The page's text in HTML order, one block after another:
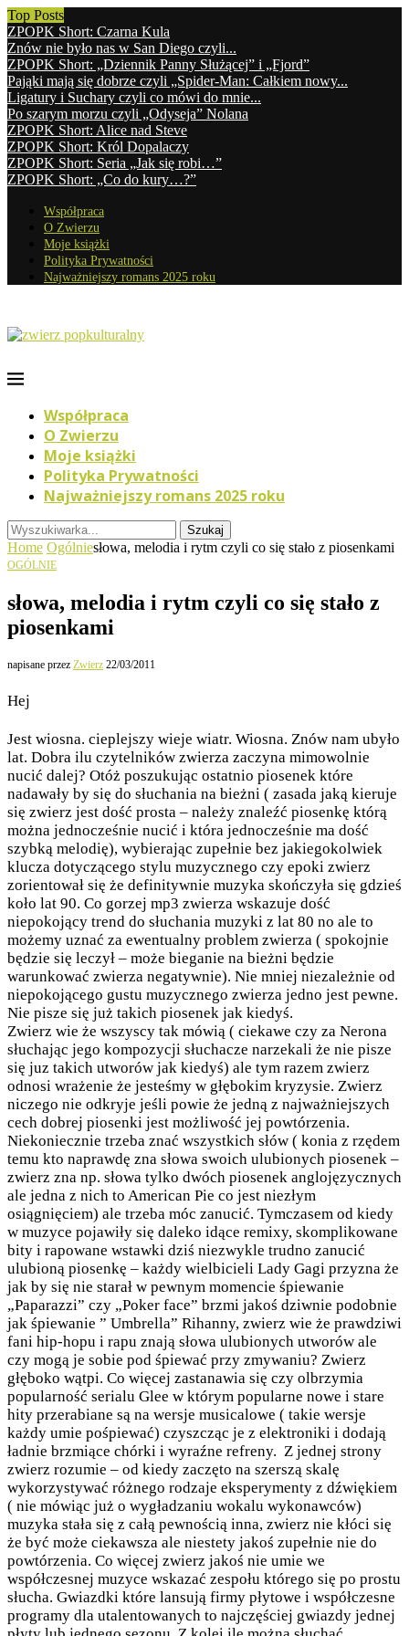
Top Posts
ZPOPK Short: Czarna Kula
Znów nie było nas w San Diego czyli...
ZPOPK Short: „Dziennik Panny Służącej” i „Fjord”
Pająki mają się dobrze czyli „Spider-Man: Całkiem nowy...
Ligatury i Suchary czyli co mówi do mnie...
Po szarym morzu czyli „Odyseja” Nolana
ZPOPK Short: Alice nad Steve
ZPOPK Short: Król Dopalaczy
ZPOPK Short: Seria „Jak się robi…”
ZPOPK Short: „Co do kury…?”
Współpraca
O Zwierzu
Moje książki
Polityka Prywatności
Najważniejszy romans 2025 roku
Współpraca
O Zwierzu
Moje książki
Polityka Prywatności
Najważniejszy romans 2025 roku
Szukaj
Home Ogólniesłowa, melodia i rytm czyli co się stało z piosenkami
OGÓLNIE
słowa, melodia i rytm czyli co się stało z
piosenkami
napisane przez Zwierz 22/03/2011
Hej
Jest wiosna. cieplejszy wieje wiatr. Wiosna. Znów nam ubyło
lat. Dobra ilu czytelników zwierza zaczyna mimowolnie
nucić dalej? Otóż poszukując ostatnio piosenek które
nadawały by się do słuchania na bieżni ( zasada jaką kieruje
się zwierz jest dość prosta – należy znaleźć piosenkę którą
można jednocześnie nucić i która jednocześnie ma dość
szybką melodię), wybierając zupełnie bez jakiegokolwiek
klucza dotyczącego stylu muzycznego czy epoki zwierz
zorientował się że definitywnie muzyka skończyła się gdzieś
koło lat 90. Co gorzej mp3 zwierza wskazuje dość
niepokojący trend do słuchania muzyki z lat 80 no ale to
możemy uznać za ewentualny problem zwierza ( spokojnie
będzie się leczył – może bieganie na bieżni będzie
warunkować zwierza negatywnie). Nie mniej niezależnie od
niepokojącego gustu muzycznego zwierza jedno jest pewne.
Nie pisze się już takich piosenek jak kiedyś.
Zwierz wie że wszyscy tak mówią ( ciekawe czy za Nerona
słuchając jego kompozycji słuchacze narzekali że nie pisze
się juz takich utworów jak kiedyś) ale tym razem zwierz
odnosi wrażenie że jesteśmy w głębokim kryzysie. Zwierz
niczego nie odkryje jeśli powie że jedną z najważniejszych
cech dobrej piosenki jest możliwość jej powtórzenia.
Niekoniecznie trzeba znać wszystkich słów ( konia z rzędem
temu kto naprawdę zna słowa swoich ulubionych piosenek –
zwierz zna np. słowa tylko dwóch piosenek anglojęzycznych
ale jedna z nich to American Pie co jest niezłym
osiągnięciem) ale trzeba móc zanucić. Tymczasem od kiedy
w muzyce pojawiły się daleko idące remixy, skomplikowane
bity i rapowane wstawki dziś niezwykle trudno zanucić
ulubioną piosenkę – każdy wielbicieli Lady Gagi przyzna że
jak by się nie starał w pewnym momencie śpiewanie
„Paparazzi” czy „Poker face” brzmi jakoś dziwnie podobnie
jak śpiewanie ” Umbrella” Rihanny, zwierz wie że prawdziwi
fani hip-hopu i rapu znają słowa ulubionych utworów ale
czy mogą je sobie pod śpiewać przy zmywaniu? Zwierz
głęboko wątpi. Co więcej zastanawia się czy olbrzymia
popularność serialu Glee w którym popularne nowe i stare
hity przerabiane są na wersje musicalowe ( takie wersje
każdy umie pośpiewać) czyszcząc je z elektroniki i dodają
ładnie brzmiące chórki i wyraźne refreny. Z jednej strony
zwierz rozumie – od kiedy zaczęto na szerszą skalę
wykorzystywać różnego rodzaje eksperymenty z dźwiękiem
( nie mówiąc już o wygładzaniu wokalu wykonawców)
muzyka stała się z całą pewnością inna, zwierz nie kłóci się
że być może ciekawsza ale niestety jakoś zupełnie nie do
powtórzenia. Co więcej zwierz jakoś nie umie we
współczesnej muzyce wskazać zespołu którego się po prostu
słucha. Gwiazdki które lansują firmy płytowe i współczesne
programy dla utalentowanych to najczęściej gwiazdy jednej